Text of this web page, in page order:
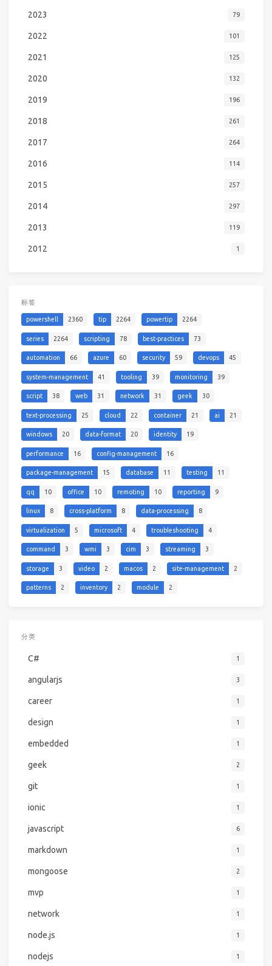
2023 79
2022 101
2021 125
2020 132
2019 196
2018 261
2017 264
2016 114
2015 257
2014 297
2013 119
2012 1
标签
powershell 2360 tip 2264 powertip 2264
series 2264 scripting 78 best-practices 73
automation 66 azure 60 security 59 devops 45
system-management 41 tooling 39 monitoring 39
script 38 web 31 network 31 geek 30
text-processing 25 cloud 22 container 21 ai 21
windows 20 data-format 20 identity 19
performance 16 config-management 16
package-management 15 database 11 testing 11
qq 10 office 10 remoting 10 reporting 9
linux 8 cross-platform 8 data-processing 8
virtualization 5 microsoft 4 troubleshooting 4
command 3 wmi 3 cim 3 streaming 3
storage 3 video 2 macos 2 site-management 2
patterns 2 inventory 2 module 2
分类
C# 1
angularjs 3
career 1
design 1
embedded 1
geek 2
git 1
ionic 1
javascript 6
markdown 1
mongoose 2
mvp 1
network 1
node.js 1
nodejs 1